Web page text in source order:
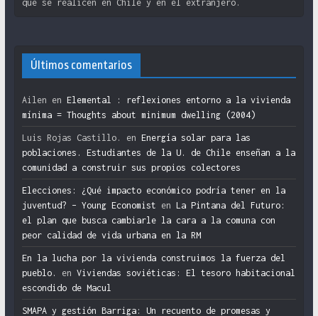
que se realicen en Chile y en el extranjero.
Últimos comentarios
Ailen en Elemental : reflexiones entorno a la vivienda
mínima = Thoughts about minimum dwelling (2004)
Luis Rojas Castillo. en Energía solar para las
poblaciones. Estudiantes de la U. de Chile enseñan a la
comunidad a construir sus propios colectores
Elecciones: ¿Qué impacto económico podría tener en la
juventud? – Young Economist en La Pintana del Futuro:
el plan que busca cambiarle la cara a la comuna con
peor calidad de vida urbana en la RM
En la lucha por la vivienda construimos la fuerza del
pueblo.
en Viviendas soviéticas: El tesoro habitacional
escondido de Macul
SMAPA y gestión Barriga: Un recuento de promesas y